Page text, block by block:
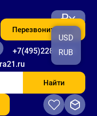
+7(495)228-06-56
Перезвоните мне
₽
USD
RUB
Найти